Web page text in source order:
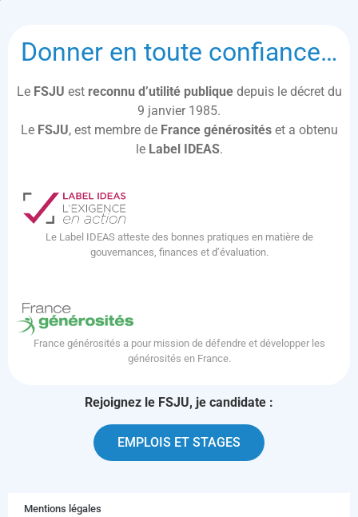
Donner en toute confiance…
Le FSJU est reconnu d’utilité publique depuis le décret du
9 janvier 1985.
Le FSJU, est membre de France générositéset a obtenu
le Label IDEAS.
Le Label IDEAS atteste des bonnes pratiques en matière de
gouvernances, finances et d’évaluation.
France générosités a pour mission de défendre et développer les
générosités en France.
Rejoignez le FSJU, je candidate :
EMPLOIS ET STAGES
Mentions légales